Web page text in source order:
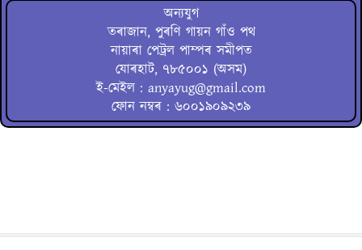
অন্যযুগ
তৰাজান, পুৰণি গায়ন গাঁও পথ
নায়াৰা পেট্ৰল পাম্পৰ সমীপত
যোৰহাট, ৭৮৫০০১ (অসম)
ই-মেইল : anyayug@gmail.com
ফোন নম্বৰ : ৬০০১৯০৯২৩৯